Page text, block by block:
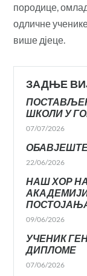
породице,
одличне
више дјеце.
ЗАДЊЕ
ШКОЛИ У
07/07/2026
22/06/2026
НАШ ХОР
09/06/2026
УЧЕНИК
ДИПЛОМЕ
07/06/2026